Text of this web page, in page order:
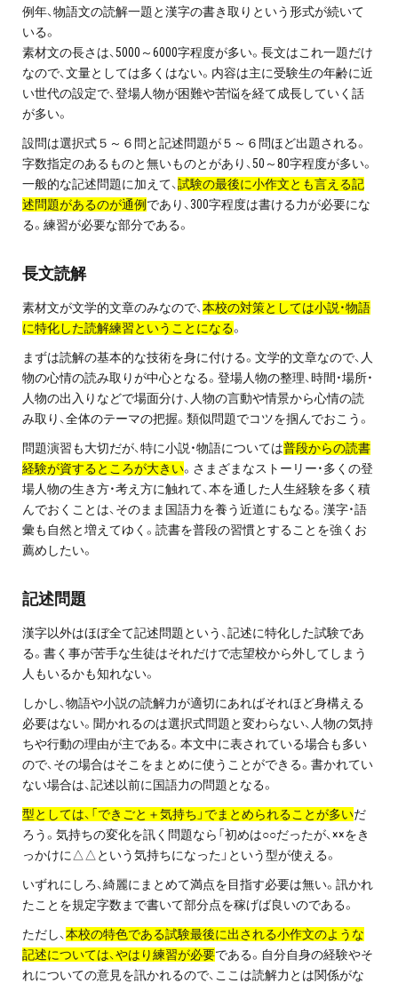
採用情報
インフォメーション
会社概要
採用情報
プライバシーポリシー
免責事項・著作権等
プロ教師が届ける
公式LINE＠
0120-11-3967
無料体験授業とは
例年、物語文の読解一題と漢字の書き取りという形式が続いて
いる。
素材文の長さは、5000～6000字程度が多い。長文はこれ一題だけ
なので、文量としては多くはない。内容は主に受験生の年齢に近
い世代の設定で、登場人物が困難や苦悩を経て成長していく話
が多い。
設問は選択式５～６問と記述問題が５～６問ほど出題される。
字数指定のあるものと無いものとがあり、50～80字程度が多い。
一般的な記述問題に加えて、試験の最後に小作文とも言える記
述問題があるのが通例 であり、300字程度は書ける力が必要にな
る。練習が必要な部分である。
長文読解
素材文が文学的文章のみなので、本校の対策としては小説・物語
に特化した読解練習ということになる。
まずは読解の基本的な技術を身に付ける。文学的文章なので、人
物の心情の読み取りが中心となる。登場人物の整理、時間・場所・
人物の出入りなどで場面分け、人物の言動や情景から心情の読
み取り、全体のテーマの把握。類似問題でコツを掴んでおこう。
問題演習も大切だが、特に小説・物語については普段からの読書
経験が資するところが大きい。さまざまなストーリー・多くの登
場人物の生き方・考え方に触れて、本を通した人生経験を多く積
んでおくことは、そのまま国語力を養う近道にもなる。漢字・語
彙も自然と増えてゆく。読書を普段の習慣とすることを強くお
薦めしたい。
記述問題
漢字以外はほぼ全て記述問題という、記述に特化した試験であ
る。書く事が苦手な生徒はそれだけで志望校から外してしまう
人もいるかも知れない。
しかし、物語や小説の読解力が適切にあればそれほど身構える
必要はない。聞かれるのは選択式問題と変わらない、人物の気持
ちや行動の理由が主である。本文中に表されている場合も多い
ので、その場合はそこをまとめに使うことができる。書かれてい
ない場合は、記述以前に国語力の問題となる。
型としては、「できごと＋気持ち」でまとめられることが多いだ
ろう。気持ちの変化を訊く問題なら「初めは○○だったが、××をき
っかけに△△という気持ちになった」という型が使える。
いずれにしろ、綺麗にまとめて満点を目指す必要は無い。訊かれ
たことを規定字数まで書いて部分点を稼げば良いのである。
ただし、本校の特色である試験最後に出される小作文のような
記述については、やはり練習が必要である。自分自身の経験やそ
れについての意見を訊かれるので、ここは読解力とは関係がな